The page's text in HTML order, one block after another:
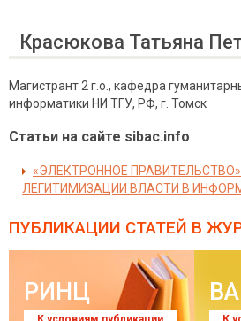
Красюкова Татьяна
Магистрант 2 г.о., кафедра
информатики НИ ТГУ, РФ, г. Томск
Статьи на сайте sibac.info
«ЭЛЕКТРОННОЕ
ЛЕГИТИМИЗАЦИИ ВЛАСТИ В
ПУБЛИКАЦИИ СТАТЕЙ В
РИНЦ